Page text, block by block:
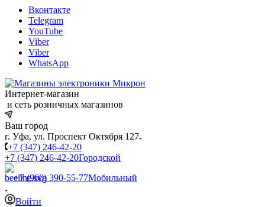
Вконтакте
Telegram
YouTube
Viber
Viber
WhatsApp
Интернет-магазин
и сеть розничных магазинов
Ваш город
г. Уфа, ул. Проспект Октября 127
+7 (347) 246-42-20
+7 (347) 246-42-20Городской
+7 (960) 390-55-77Мобильный
Войти